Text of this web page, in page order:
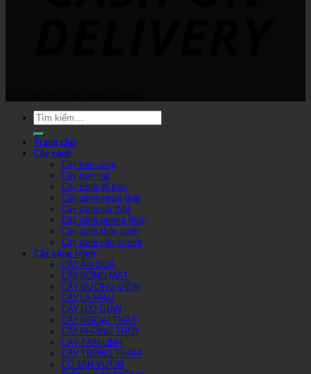
Trang chủ
Cây cảnh
Cây ban công
Cây bon-sai
Cây cảnh để bàn
Cây cảnh ngoại thất
Cây cảnh nội thất
Cây cảnh phong thủy
Cây cảnh thủy canh
Cây cảnh văn phòng
Cây công trình
CÂY ĂN QUẢ
CÂY BÓNG MÁT
CÂY ĐƯỜNG VIỀN
CÂY LÁ MÀU
CÂY LEO GIÀN
CÂY NGOẠI THẤT
CÂY PHONG THỦY
CÂY TÂM LINH
CÂY TRỒNG THẢM
CỎ SÂN VƯỜN